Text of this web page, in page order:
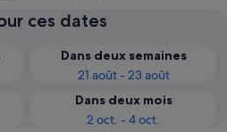
ces dates
Dans deux semaines
21 août - 23 août
Dans deux mois
2 oct. - 4 oct.